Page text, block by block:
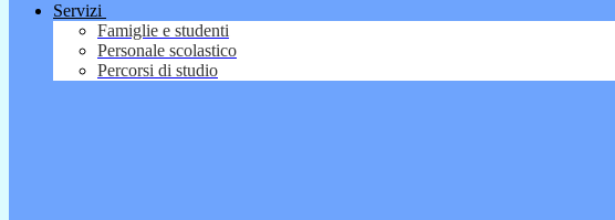
Servizi
Famiglie e studenti
Personale scolastico
Percorsi di studio